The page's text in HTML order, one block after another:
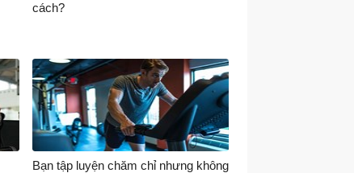
cách?
Bạn tập luyện chăm chỉ nhưng không